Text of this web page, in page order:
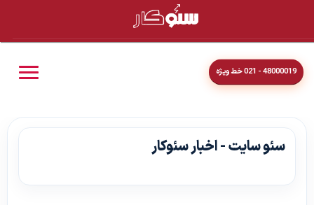
48000019 - 021 خط ویژه
سئو سایت - اخبار سئوکار